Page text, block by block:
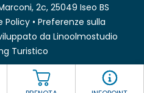
2c, 25049 Iseo BS
Policy • Preferenze sulla
da Linoolmostudio
Turistico